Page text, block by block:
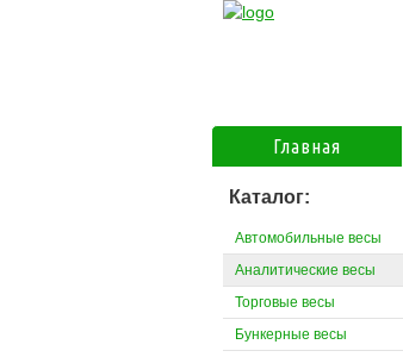
Каталог:
Автомобильные весы
Аналитические весы
Торговые весы
Бункерные весы
Главная